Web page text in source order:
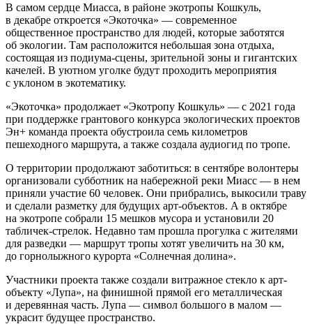
В самом сердце Миасса, в районе экотропы Кошкуль,
в декабре откроется «Экоточка» — современное
общественное пространство для людей, которые заботятся
об экологии. Там расположится небольшая зона отдыха,
состоящая из подиума-сцены, зрительной зоны и гигантских
качелей. В уютном уголке будут проходить мероприятия
с уклоном в экотематику.
«Экоточка» продолжает «Экотропу Кошкуль» — с 2021 года
при поддержке грантового конкурса экологических проектов
Эн+ команда проекта обустроила семь километров
пешеходного маршрута, а также создала аудиогид по тропе.
О территории продолжают заботиться: в сентябре волонтеры
организовали субботник на набережной реки Миасс — в нем
приняли участие 60 человек. Они прибрались, выкосили траву
и сделали разметку для будущих арт-объектов. А в октябре
на экотропе собрали 15 мешков мусора и установили 20
табличек-стрелок. Недавно там прошла прогулка с жителями
для разведки — маршрут тропы хотят увеличить на 30 км,
до горнолыжного курорта «Солнечная долина».
Участники проекта также создали витражное стекло к арт-
объекту «Лупа», на финишной прямой его металлическая
и деревянная часть. Лупа — символ большого в малом —
украсит будущее пространство.